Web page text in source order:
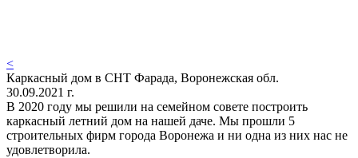
<
Каркасный дом в СНТ Фарада, Воронежская обл.
30.09.2021 г.
В 2020 году мы решили на семейном совете построить
каркасный летний дом на нашей даче. Мы прошли 5
строительных фирм города Воронежа и ни одна из них нас не
удовлетворила.